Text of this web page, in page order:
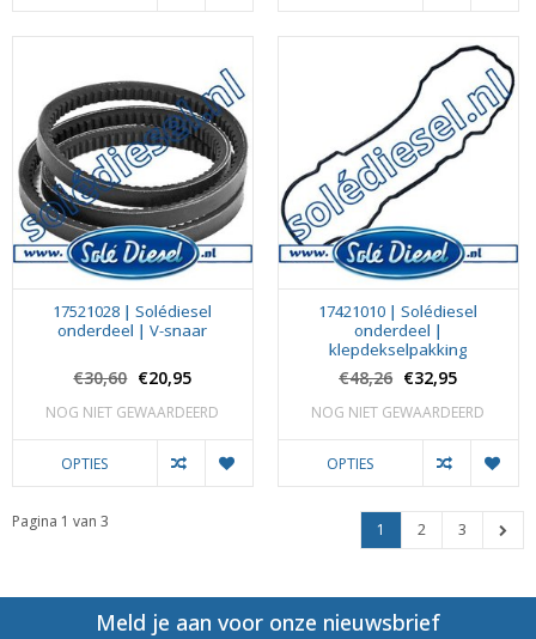
17521028 | Solédiesel
onderdeel | V-snaar
€30,60 €20,95
NOG NIET GEWAARDEERD
OPTIES
17421010 | Solédiesel
onderdeel |
klepdekselpakking
€48,26 €32,95
NOG NIET GEWAARDEERD
OPTIES
Pagina 1 van 3 1 2 3
Meld je aan voor onze nieuwsbrief